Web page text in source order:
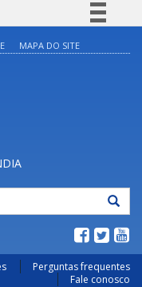
à informação
MAPA DO SITE
Perguntas frequentes
Fale conosco